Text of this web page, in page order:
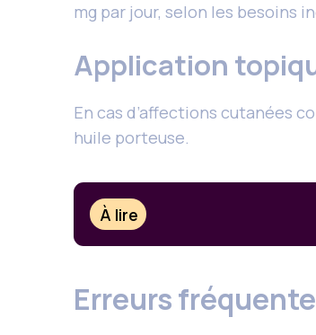
mg par jour, selon les besoins
Application
En cas d’affections cutanées
huile porteuse.
À lire
Erreurs